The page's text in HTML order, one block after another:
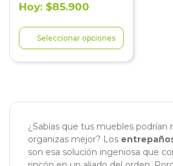
Hoy: $85.900
Seleccionar opciones
¿Sabías que tus muebles podrían
organizas mejor? Los
son esa solución ingeniosa que